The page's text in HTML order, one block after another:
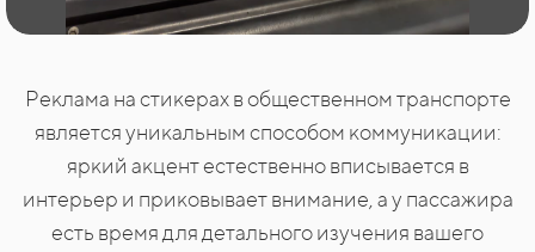
Реклама на стикерах в общественном транспорте
является уникальным способом коммуникации:
яркий акцент естественно вписывается в
интерьер и приковывает внимание, а у пассажира
есть время для детального изучения вашего